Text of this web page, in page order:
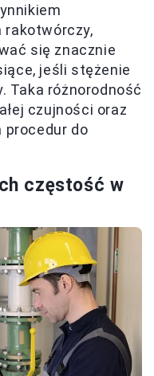
rakotwórczy,
się znacznie
jeśli stężenie
Taka różnorodność
czujności oraz
do
częstość w